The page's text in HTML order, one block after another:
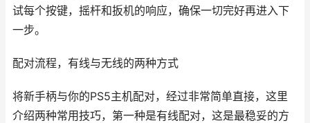
试每个按键，摇杆和扳机的响应，确保一切完好再进入下
一步。
配对流程，有线与无线的两种方式
将新手柄与你的PS5主机配对，经过非常简单直接，这里
介绍两种常用技巧，第一种是有线配对，这是最稳妥的方